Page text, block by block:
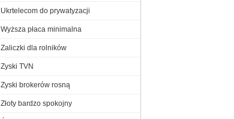
Ukrtelecom do prywatyzacji
Wyższa płaca minimalna
Zaliczki dla rolników
Zyski TVN
Zyski brokerów rosną
Złoty bardzo spokojny